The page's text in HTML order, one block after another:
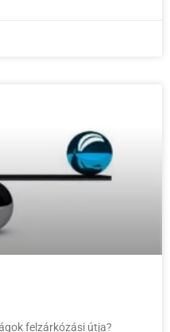
felzárkózási útja?